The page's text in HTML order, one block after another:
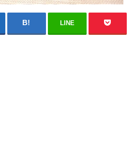
LINE